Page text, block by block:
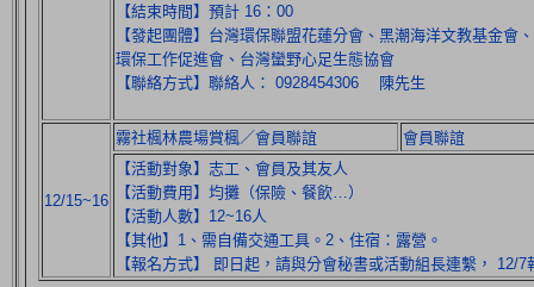
【結束時間】預計 16：00
【發起團體】台灣環保聯盟花蓮分會、黑潮海洋文教基金會
環保工作促進會、台灣蠻野心足生態協會
【聯絡方式】聯絡人： 0928454306 陳先生
12/15~16
霧社楓林農場賞楓／會員聯誼
會員聯誼
【活動對象】志工、會員及其友人
【活動費用】均攤（保險、餐飲…）
【活動人數】12~16人
【其他】1、需自備交通工具。2、住宿：露營。
【報名方式】 即日起，請與分會秘書或活動組長連繫， 12/7